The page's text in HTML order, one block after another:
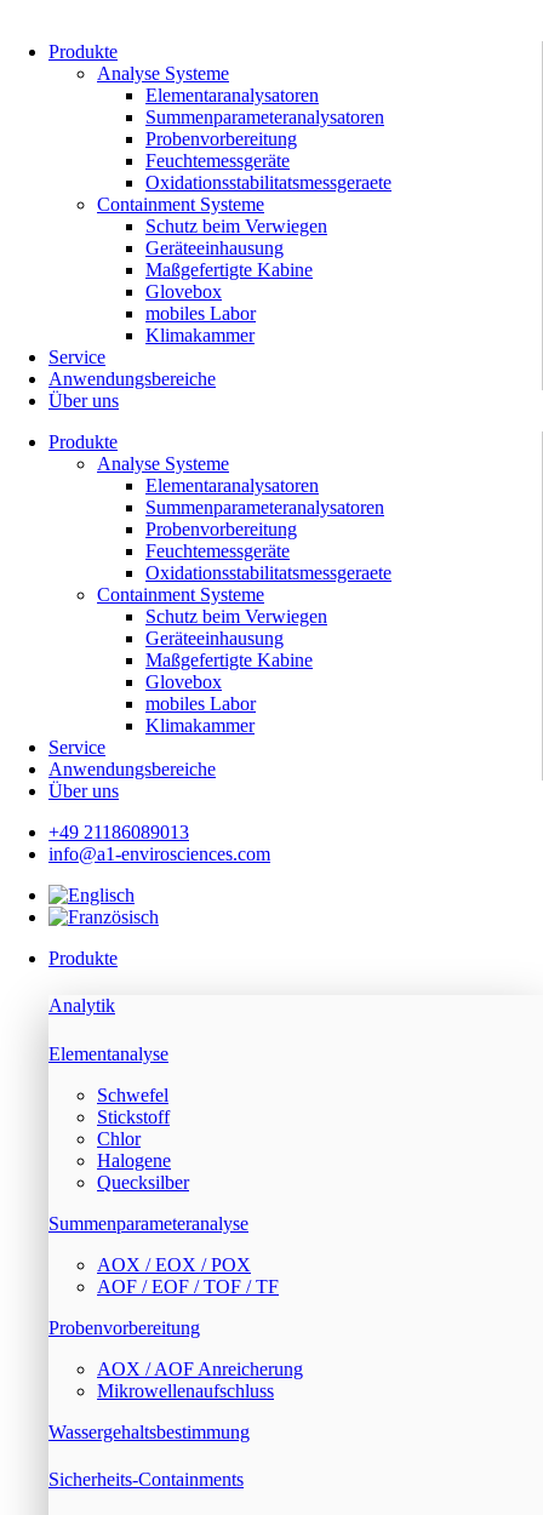
springenProdukte
Analyse Systeme
Elementaranalysatoren
Summenparameteranalysatoren
Probenvorbereitung
Feuchtemessgeräte
Oxidationsstabilitatsmessgeraete
Containment Systeme
Schutz beim Verwiegen
Geräteeinhausung
Maßgefertigte Kabine
Glovebox
mobiles Labor
Klimakammer
Service
Anwendungsbereiche
Über uns
Produkte
Analyse Systeme
Elementaranalysatoren
Summenparameteranalysatoren
Probenvorbereitung
Feuchtemessgeräte
Oxidationsstabilitatsmessgeraete
Containment Systeme
Schutz beim Verwiegen
Geräteeinhausung
Maßgefertigte Kabine
Glovebox
mobiles Labor
Klimakammer
Service
Anwendungsbereiche
Über uns
+49 21186089013
info@a1-envirosciences.com
Produkte
Analytik
Elementanalyse
Schwefel
Stickstoff
Chlor
Halogene
Quecksilber
Summenparameteranalyse
AOX / EOX / POX
AOF / EOF / TOF / TF
Probenvorbereitung
AOX / AOF Anreicherung
Mikrowellenaufschluss
Wassergehaltsbestimmung
Sicherheits-Containments